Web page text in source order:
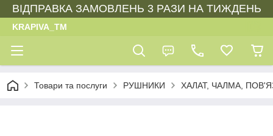
ВІДПРАВКА ЗАМОВЛЕНЬ 3 РАЗИ НА ТИЖДЕНЬ
KRAPIVA_TM
Товари та послуги РУШНИКИ ХАЛАТ, ЧАЛМА,